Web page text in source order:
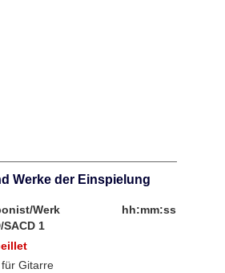
Werke der Einspielung
Werk
hh:mm:ss
SACD 1
Gitarre